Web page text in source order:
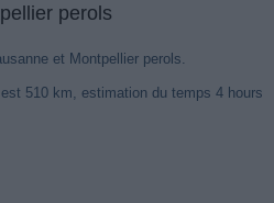
perols
et Montpellier perols.
510 km, estimation du temps 4 hours